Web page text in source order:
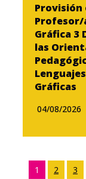
Provisión
Profesor/
Gráfica 3
las
Gráficas
04/08/2026
1 2 3